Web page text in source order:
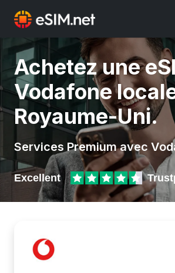
Achetez une
Vodafone
Royaume-Uni.
Services Premium avec